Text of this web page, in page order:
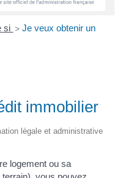
E
si > Je veux obtenir un
immobilier
légale et administrative
logement ou sa